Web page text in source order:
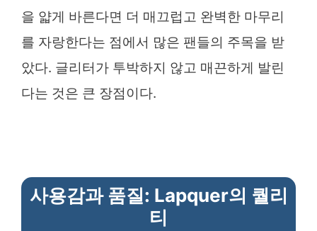
을 얇게 바른다면 더 매끄럽고 완벽한 마무리
를 자랑한다는 점에서 많은 팬들의 주목을 받
았다. 글리터가 투박하지 않고 매끈하게 발린
다는 것은 큰 장점이다.
사용감과 품질: Lapquer의 퀄리
티